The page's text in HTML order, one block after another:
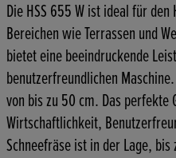
Die HSS 655 W ist ideal für
Bereichen wie Terrassen und
bietet eine beeindruckende
benutzerfreundlichen
von bis zu 50 cm. Das perfekte
Wirtschaftlichkeit,
Schneefräse ist in der Lage,